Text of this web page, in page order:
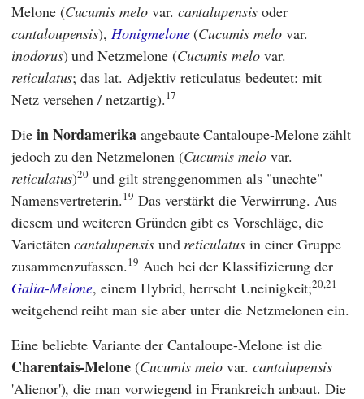
Melone (Cucumis melo var. cantalupensis oder
cantaloupensis),Honigmelone(Cucumis melovar.
inodorus) und Netzmelone (Cucumis melo var.
reticulatus; das lat. Adjektiv reticulatus bedeutet: mit
Netz versehen / netzartig).17
Die in Nordamerika angebaute Cantaloupe-Melone zählt
jedoch zu den Netzmelonen (Cucumis melo var.
reticulatus)20 und gilt strenggenommen als "unechte"
Namensvertreterin.19 Das verstärkt die Verwirrung. Aus
diesem und weiteren Gründen gibt es Vorschläge, die
Varietätencantalupensisund reticulatusin einer Gruppe
zusammenzufassen.19 Auch bei der Klassifizierung der
Galia-Melone, einem Hybrid, herrscht Uneinigkeit;20,21
weitgehend reiht man sie aber unter die Netzmelonen ein.
Eine beliebte Variante der Cantaloupe-Melone ist die
Charentais-Melone (Cucumis melovar.cantalupensis
'Alienor'), die man vorwiegend in Frankreich anbaut. Die